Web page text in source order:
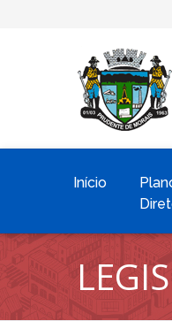
Início